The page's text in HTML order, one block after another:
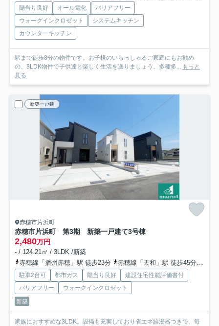
陽当り良好 オール電化
バリアフリー
ウォークインクロゼット
システムキッチン
カウンターキッチン
駅まで徒歩8分の物件です。お子様のいらっしゃるご家庭にもお勧め
の、3LDK物件で子供達と楽しく生活を送りましょう。多種多... もっと
見る
新築一戸建
赤穂市片浜町
赤穂市片浜町 第3期 新築一戸建て3号棟
2,480万円
- / 124.21㎡ / 3LDK /新築
赤穂線「播州赤穂」駅 徒歩23分
赤穂線「天和」駅 徒歩45分
駐車2台可 都市ガス 陽当り良好
建設住宅性能評価書付
バリアフリー
ウォークインクロゼット
新築
家族におすすめな3LDK。設備も充実しており省エネ給湯器つきで、毎